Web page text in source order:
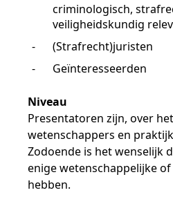
criminologisch,
veiligheidskundig
-
(Strafrecht)juristen
-
Geïnteresseerden
Niveau
Presentatoren zijn, over
wetenschappers en
Zodoende is het wenselijk
enige wetenschappelijke
hebben.